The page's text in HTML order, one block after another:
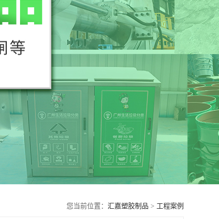
您当前位置： 汇嘉塑胶制品 > 工程案例